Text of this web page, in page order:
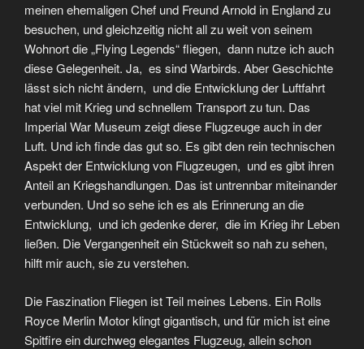
meinen ehemaligen Chef und Freund Arnold in England zu
besuchen, und gleichzeitig nicht all zu weit von seinem
Wohnort die „Flying Legends“ fliegen, dann nutze ich auch
diese Gelegenheit. Ja, es sind Warbirds. Aber Geschichte
lässt sich nicht ändern, und die Entwicklung der Luftfahrt
hat viel mit Krieg und schnellem Transport zu tun. Das
Imperial War Museum zeigt diese Flugzeuge auch in der
Luft. Und ich finde das gut so. Es gibt den rein technischen
Aspekt der Entwicklung von Flugzeugen, und es gibt ihren
Anteil an Kriegshandlungen. Das ist untrennbar miteinander
verbunden. Und so sehe ich es als Erinnerung an die
Entwicklung, und ich gedenke derer, die im Krieg ihr Leben
ließen. Die Vergangenheit ein Stückweit so nah zu sehen,
hilft mir auch, sie zu verstehen.
Die Faszination Fliegen ist Teil meines Lebens. Ein Rolls
Royce Merlin Motor klingt gigantisch, und für mich ist eine
Spitfire ein durchweg elegantes Flugzeug, allein schon